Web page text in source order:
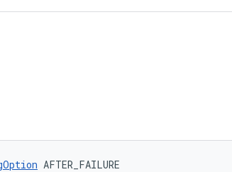
AFTER_FAILURE